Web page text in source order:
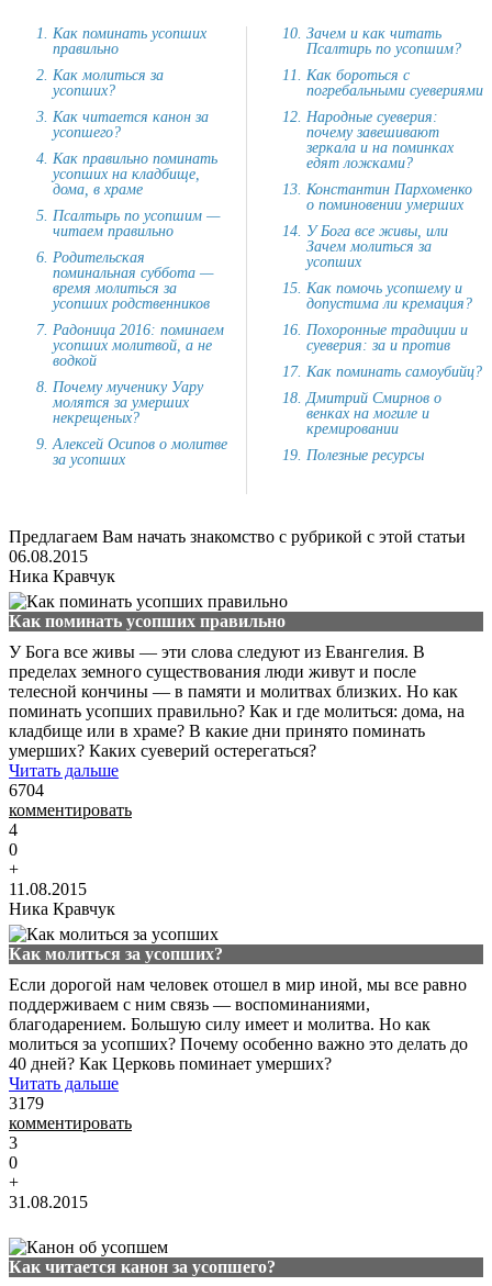
Как поминать усопших
правильно
Как молиться за
усопших?
Как читается канон за
усопшего?
Как правильно поминать
усопших на кладбище,
дома, в храме
Псалтырь по усопшим —
читаем правильно
Родительская
поминальная суббота —
время молиться за
усопших родственников
Радоница 2016: поминаем
усопших молитвой, а не
водкой
Почему мученику Уару
молятся за умерших
некрещеных?
Алексей Осипов о молитве
за усопших
Зачем и как читать
Псалтирь по усопшим?
Как бороться с
погребальными суевериями
Народные суеверия:
почему завешивают
зеркала и на поминках
едят ложками?
Константин Пархоменко
о поминовении умерших
У Бога все живы, или
Зачем молиться за
усопших
Как помочь усопшему и
допустима ли кремация?
Похоронные традиции и
суеверия: за и против
Как поминать самоубийц?
Дмитрий Смирнов о
венках на могиле и
кремировании
Полезные ресурсы
Предлагаем Вам начать знакомство с рубрикой с этой статьи
06.08.2015
Ника Кравчук
Как поминать усопших правильно
У Бога все живы — эти слова следуют из Евангелия. В
пределах земного существования люди живут и после
телесной кончины — в памяти и молитвах близких. Но как
поминать усопших правильно? Как и где молиться: дома, на
кладбище или в храме? В какие дни принято поминать
умерших? Каких суеверий остерегаться?
Читать дальше
6704
комментировать
4
0
+
11.08.2015
Ника Кравчук
Как молиться за усопших?
Если дорогой нам человек отошел в мир иной, мы все равно
поддерживаем с ним связь — воспоминаниями,
благодарением. Большую силу имеет и молитва. Но как
молиться за усопших? Почему особенно важно это делать до
40 дней? Как Церковь поминает умерших?
Читать дальше
3179
комментировать
3
0
+
31.08.2015
Как читается канон за усопшего?